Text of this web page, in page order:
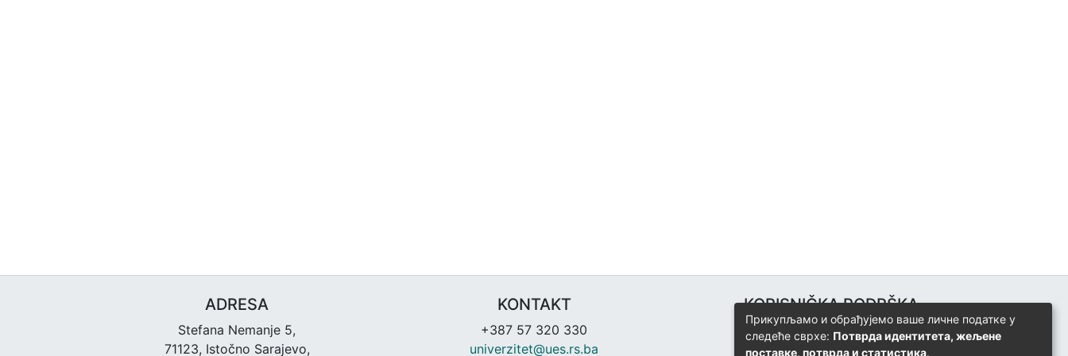
ADRESA
Stefana Nemanje 5,
71123, Istočno Sarajevo,
KONTAKT
+387 57 320 330
univerzitet@ues.rs.ba
KORISNIČKA PODRŠKA
Univerzitetski računarski centar
+387 57 320 140
Прикупљамо и обрађујемо ваше личне податке у
следеће сврхе: Потврда идентитета, жељене
поставке, потврда и статистика.